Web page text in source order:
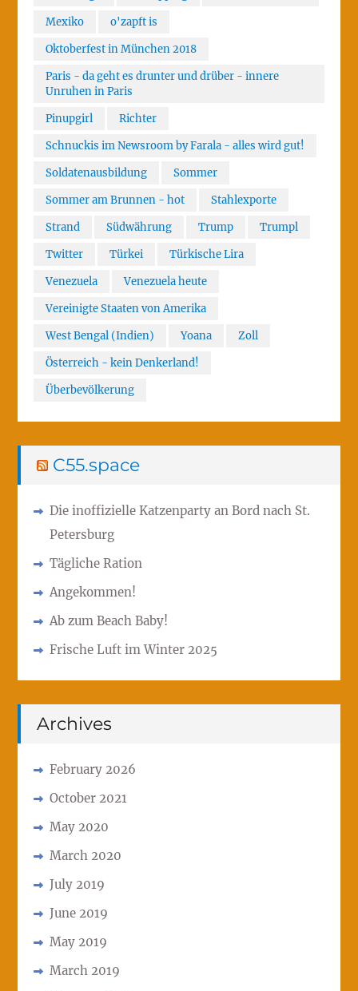
Mexiko
o'zapft is
Oktoberfest in München 2018
Paris - da geht es drunter und drüber - innere
Unruhen in Paris
Pinupgirl
Richter
Schnuckis im Newsroom by Farala - alles wird gut!
Soldatenausbildung
Sommer
Sommer am Brunnen - hot
Stahlexporte
Strand
Südwährung Trump
Trumpl
Twitter
Türkei
Türkische Lira
Venezuela
Venezuela heute
Vereinigte Staaten von Amerika
West Bengal (Indien)
Yoana
Zoll
Österreich - kein Denkerland!
Überbevölkerung
C55.space
Die inoffizielle Katzenparty an Bord nach St.
Petersburg
Tägliche Ration
Angekommen!
Ab zum Beach Baby!
Frische Luft im Winter 2025
Archives
February 2026
October 2021
May 2020
March 2020
July 2019
June 2019
May 2019
March 2019